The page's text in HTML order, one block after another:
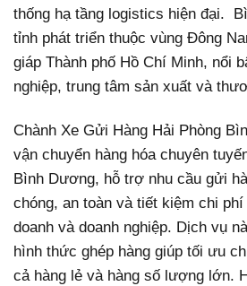
thống hạ tầng logistics hiện đại.
tỉnh phát triển thuộc vùng Đông
giáp Thành phố Hồ Chí Minh, nổi
nghiệp, trung tâm sản xuất và
Chành Xe Gửi Hàng Hải Phòng
vận chuyển hàng hóa chuyên
Bình Dương, hỗ trợ nhu cầu gửi
chóng, an toàn và tiết kiệm chi
doanh và doanh nghiệp. Dịch vụ
hình thức ghép hàng giúp tối ưu
cả hàng lẻ và hàng số lượng lớn.